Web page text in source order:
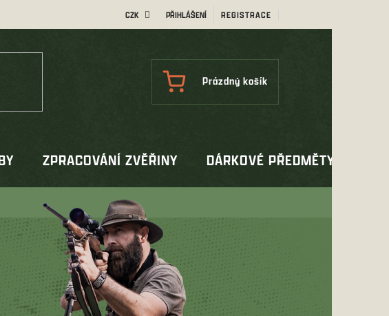
CZK PŘIHLÁŠENÍ REGISTRACE
NÁKUPNÍ
Prázdný košík
ZPRACOVÁNÍ ZVĚŘINY DÁRKOVÉ PŘEDMĚTY